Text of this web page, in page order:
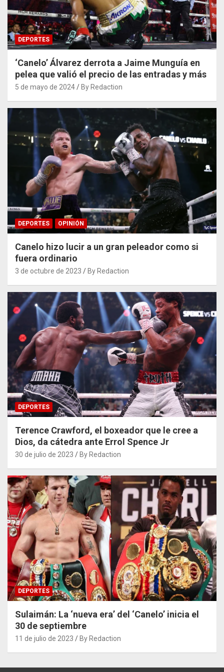
DEPORTES
‘Canelo’ Álvarez derrota a Jaime Munguía en
pelea que valió el precio de las entradas y más
5 de mayo de 2024 By Redaction
DEPORTES OPINIÓN
Canelo hizo lucir a un gran peleador como si
fuera ordinario
3 de octubre de 2023 By Redaction
DEPORTES
Terence Crawford, el boxeador que le cree a
Dios, da cátedra ante Errol Spence Jr
30 de julio de 2023 By Redaction
DEPORTES
Sulaimán: La ‘nueva era’ del ‘Canelo’ inicia el
30 de septiembre
11 de julio de 2023 By Redaction